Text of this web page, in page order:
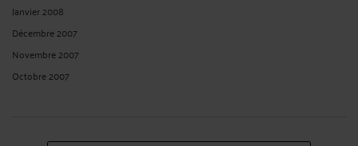
Janvier 2008
Décembre 2007
Novembre 2007
Octobre 2007